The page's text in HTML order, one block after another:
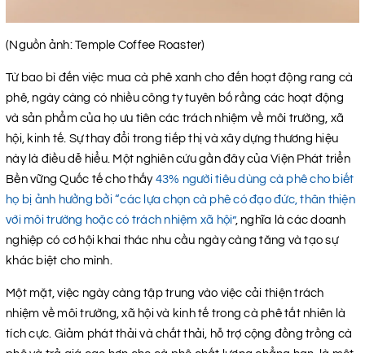
(Nguồn ảnh: Temple Coffee Roaster)
Từ bao bì đến việc mua cà phê xanh cho đến hoạt động rang cà
phê, ngày càng có nhiều công ty tuyên bố rằng các hoạt động
và sản phẩm của họ ưu tiên các trách nhiệm về môi trường, xã
hội, kinh tế. Sự thay đổi trong tiếp thị và xây dựng thương hiệu
này là điều dễ hiểu. Một nghiên cứu gần đây của Viện Phát triển
Bền vững Quốc tế cho thấy 43% người tiêu dùng cà phê cho biết
họ bị ảnh hưởng bởi “các lựa chọn cà phê có đạo đức, thân thiện
với môi trường hoặc có trách nhiệm xã hội”, nghĩa là các doanh
nghiệp có cơ hội khai thác nhu cầu ngày càng tăng và tạo sự
khác biệt cho mình.
Một mặt, việc ngày càng tập trung vào việc cải thiện trách
nhiệm về môi trường, xã hội và kinh tế trong cà phê tất nhiên là
tích cực. Giảm phát thải và chất thải, hỗ trợ cộng đồng trồng cà